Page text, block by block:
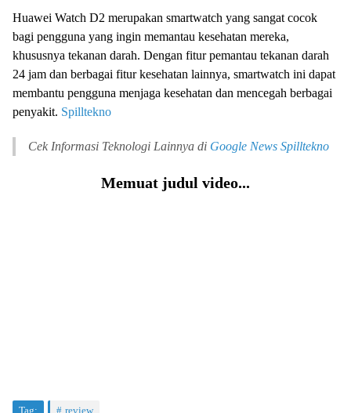
Huawei Watch D2 merupakan smartwatch yang sangat cocok
bagi pengguna yang ingin memantau kesehatan mereka,
khususnya tekanan darah. Dengan fitur pemantau tekanan darah
24 jam dan berbagai fitur kesehatan lainnya, smartwatch ini dapat
membantu pengguna menjaga kesehatan dan mencegah berbagai
penyakit. Spilltekno
Cek Informasi Teknologi Lainnya di Google News Spilltekno
Memuat judul video...
Tag: review